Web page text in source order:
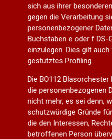
sich aus ihrer
gegen die Verarbeitung
personenbezogener
Buchstaben e oder f DS-
einzulegen. Dies gilt
gestütztes Profiling.
Die BO112
die personenbezogenen
nicht mehr, es sei denn,
schutzwürdige Gründe
die den Interessen,
betroffenen Person